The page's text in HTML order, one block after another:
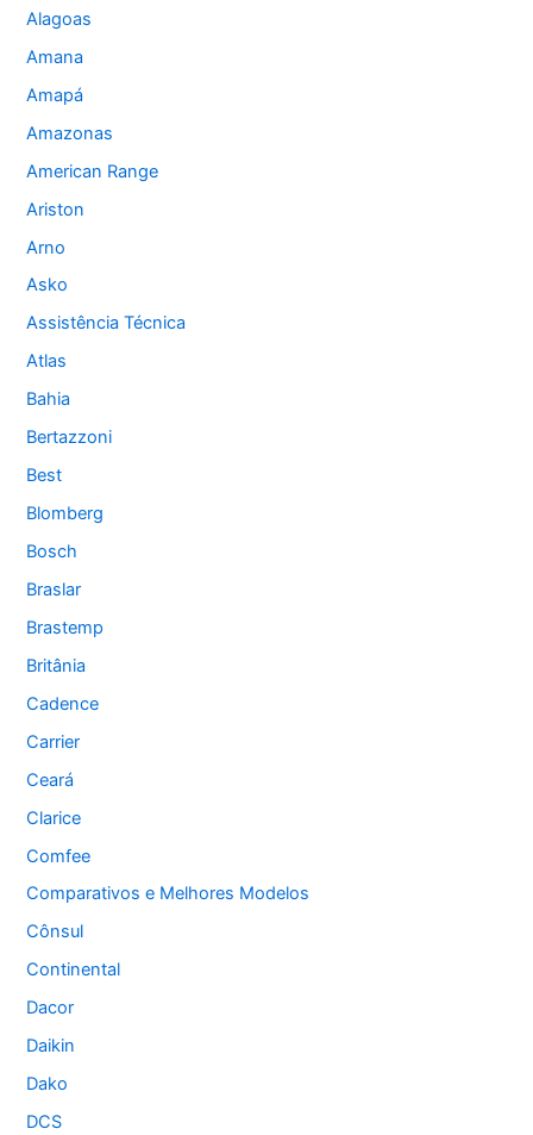
Alagoas
Amana
Amapá
Amazonas
American Range
Ariston
Arno
Asko
Assistência Técnica
Atlas
Bahia
Bertazzoni
Best
Blomberg
Bosch
Braslar
Brastemp
Britânia
Cadence
Carrier
Ceará
Clarice
Comfee
Comparativos e Melhores Modelos
Cônsul
Continental
Dacor
Daikin
Dako
DCS